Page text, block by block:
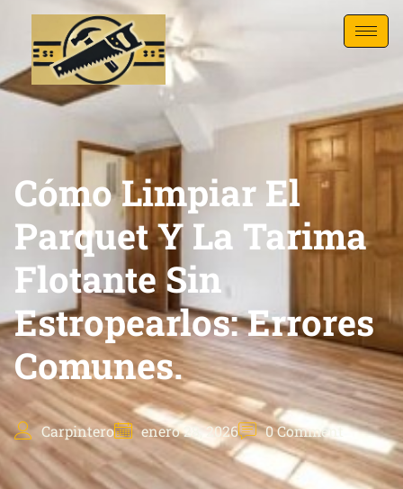
Cómo Limpiar El
Parquet Y La Tarima
Flotante Sin
Estropearlos: Errores
Comunes.
Carpintero enero 28, 2026 0 Comment